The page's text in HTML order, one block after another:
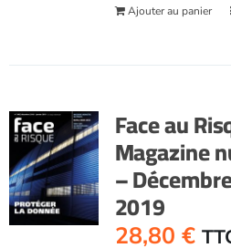
Ajouter au panier
Face au
Magazine
–
2019
28,80 €